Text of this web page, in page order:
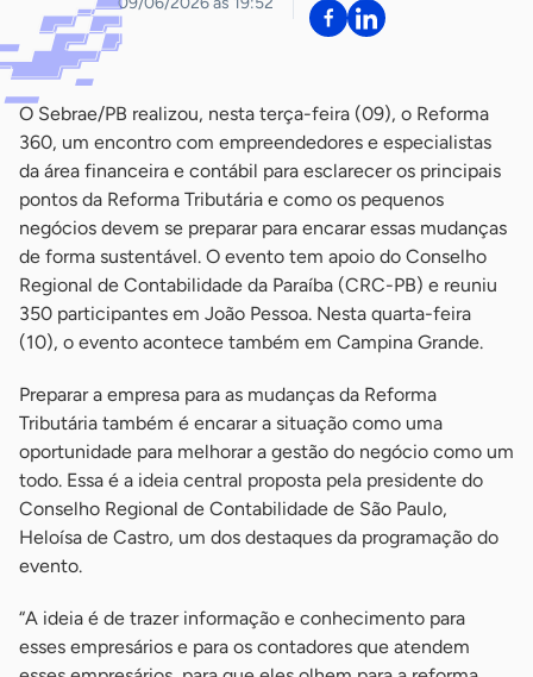
O Sebrae/PB realizou, nesta terça-feira (09), o Reforma
360, um encontro com empreendedores e especialistas
da área financeira e contábil para esclarecer os principais
pontos da Reforma Tributária e como os pequenos
negócios devem se preparar para encarar essas mudanças
de forma sustentável. O evento tem apoio do Conselho
Regional de Contabilidade da Paraíba (CRC-PB) e reuniu
350 participantes em João Pessoa. Nesta quarta-feira
(10), o evento acontece também em Campina Grande.
Preparar a empresa para as mudanças da Reforma
Tributária também é encarar a situação como uma
oportunidade para melhorar a gestão do negócio como um
todo. Essa é a ideia central proposta pela presidente do
Conselho Regional de Contabilidade de São Paulo,
Heloísa de Castro, um dos destaques da programação do
evento.
“A ideia é de trazer informação e conhecimento para
esses empresários e para os contadores que atendem